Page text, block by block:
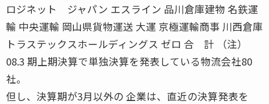
ロジネット ジャパン エスライン 品川倉庫建物 名鉄運
輸 中央運輸 岡山県貨物運送 大運 京極運輸商事 川西倉庫
トラステックスホールディングス ゼロ 合 計 （注）
08.3 期上期決算で単独決算を発表している物流会社80
社。
但し、決算期が3月以外の 企業は、直近の決算発表を